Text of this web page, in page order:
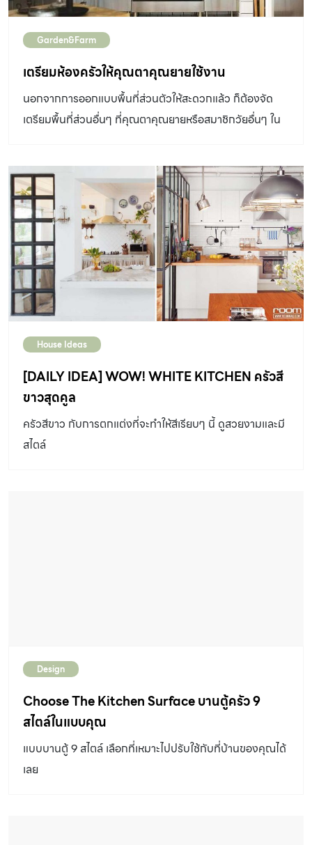
Garden&Farm
เตรียมห้องครัวให้คุณตาคุณยายใช้งาน
นอกจากการออกแบบพื้นที่ส่วนตัวให้สะดวกแล้ว ก็ต้องจัด
เตรียมพื้นที่ส่วนอื่นๆ ที่คุณตาคุณยายหรือสมาชิกวัยอื่นๆ ใน
ต้นที่ห้องครัวกัน ในบ้านที่คุณตาคุณยายชอบทำอาหารเอง
นอกเหนือไปจากการออกแบบครัวที่จัดวางตามหลักการ
ออกแบบที่มักวางอุปกรณ์หลัก 3 อย่างคือ อ่างล้าง เตา และตู้
เย็นเป็นรูปสามเหลี่ยมแล้ว ก็ต้องให้ความสำคัญกับความ
สะดวกและปลอดภัยในการใช้งานเป็นพิเศษ ดังนี้ 1 มีที่นั่งพัก
คุณตาคุณยายมักยืนไม่ได้นานเหมือนคนหนุ่มสาว จึงควรทำที่
นั่งพักหรือใช้นั่งเตรียมอาหาร เช่น ปอกหัวหอม เด็ดยอดตำลึง
โดยทำเป็นตู้สูง 45-50 ซม.ที่สามารถนั่งด้านบนได้ จะช่วยให้
อายุมากๆ มักยกแขนได้สูงน้อยลงและก้มตัวลำบาก จึงควร
ออกแบบห้องครัวให้หยิบใช้ง่ายโดยไม่ต้องก้มหรือเหยียดแขน
มากเกินไป เช่น ที่คว่ำจานควรสูงไม่เกินระดับเอว ชั้นวางของ
ควรเลื่อนเข้า-ออกได้ เป็นต้น 3 เครื่องช่วยผ่อนแรง หากมี
ของที่ต้องหยิบหรือย้ายบ่อยๆ เช่น เครื่องปรุงหรือเครื่องครัว
อาจทำชั้นวางแบบมีล้อเลื่อน พร้อมเตรียมพื้นที่ใต้เคานเตอร์ให้
House Ideas
[DAILY IDEA] WOW! WHITE KITCHEN ครัวสี
ขาวสุดคูล
ครัวสีขาว กับการตกแต่งที่จะทำให้สีเรียบๆ นี้ ดูสวยงามและมี
สไตล์
Design
Choose The Kitchen Surface บานตู้ครัว 9
สไตล์ในแบบคุณ
แบบบานตู้ 9 สไตล์ เลือกที่เหมาะไปปรับใช้กับที่บ้านของคุณได้
เลย